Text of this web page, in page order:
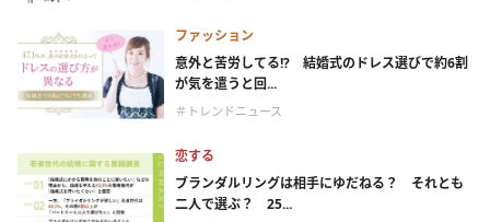
ファッション
意外と苦労してる!? 結婚式のドレス選びで約6割
が気を遣うと回...
＃トレンドニュース
恋する
ブランダルリングは相手にゆだねる？ それとも
二人で選ぶ？ 25...